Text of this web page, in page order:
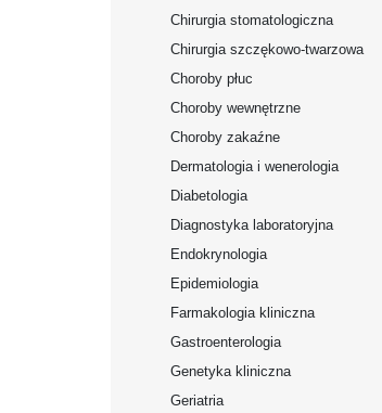
Chirurgia stomatologiczna
Chirurgia szczękowo-twarzowa
Choroby płuc
Choroby wewnętrzne
Choroby zakaźne
Dermatologia i wenerologia
Diabetologia
Diagnostyka laboratoryjna
Endokrynologia
Epidemiologia
Farmakologia kliniczna
Gastroenterologia
Genetyka kliniczna
Geriatria